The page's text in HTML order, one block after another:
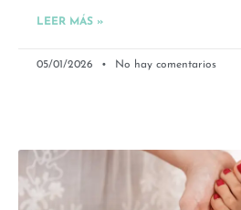
LEER MÁS »
05/01/2026 No hay comentarios